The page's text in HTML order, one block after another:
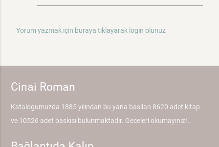
Yorum yazmak için buraya tıklayarak login olunuz
Cinai Roman
Katalogumuzda 1885 yılından bu yana basılan 8620 adet kitap
ve 10526 adet baskısı bulunmaktadır. Geceleri okumayınız!..